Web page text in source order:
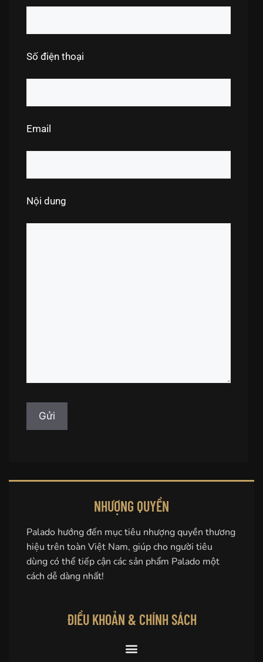
Số điện thoại
Email
Nội dung
NHƯỢNG QUYỀN
Palado hướng đến mục tiêu nhượng quyền thương
hiệu trên toàn Việt Nam, giúp cho người tiêu
dùng có thể tiếp cận các sản phẩm Palado một
cách dễ dàng nhất!
ĐIỀU KHOẢN & CHÍNH SÁCH